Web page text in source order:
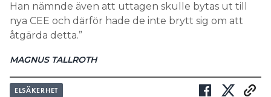
Han nämnde även att uttagen skulle bytas ut till
nya CEE och därför hade de inte brytt sig om att
åtgärda detta.”
MAGNUS TALLROTH
ELSÄKERHET